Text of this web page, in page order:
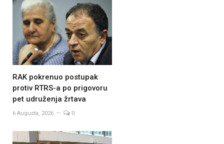
RAK pokrenuo postupak
protiv RTRS-a po prigovoru
pet udruženja žrtava
6 Augusta, 2026 0